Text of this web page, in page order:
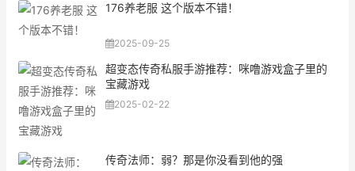
176养老服 这个版本不错！
2025-09-25
超变态传奇私服手游推荐：咪噜游戏盒子里的
宝藏游戏
2025-02-22
传奇法师：弱？那是你没看到他的强